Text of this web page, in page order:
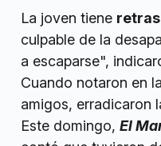
La joven tiene
culpable de la
a escaparse",
Cuando notaron en
amigos, erradicaron
Este domingo, El